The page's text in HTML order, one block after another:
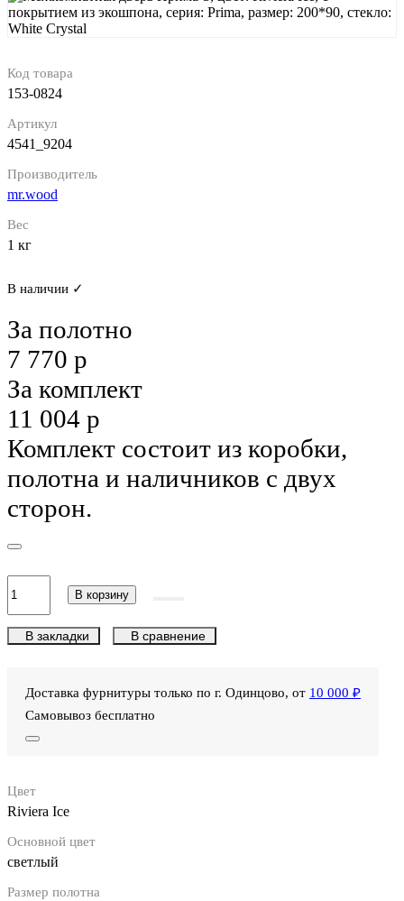
Код товара
153-0824
Артикул
4541_9204
Производитель
mr.wood
Вес
1 кг
В наличии ✓
За полотно
7 770 р
За комплект
11 004 р
Комплект состоит из коробки,
полотна и наличников с двух
сторон.
В корзину
В закладки В сравнение
Доставка фурнитуры только по г. Одинцово, от 10 000 ₽
Самовывоз бесплатно
Цвет
Riviera Ice
Основной цвет
светлый
Размер полотна